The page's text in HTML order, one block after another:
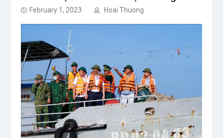
February 1, 2023 Hoai Thuong